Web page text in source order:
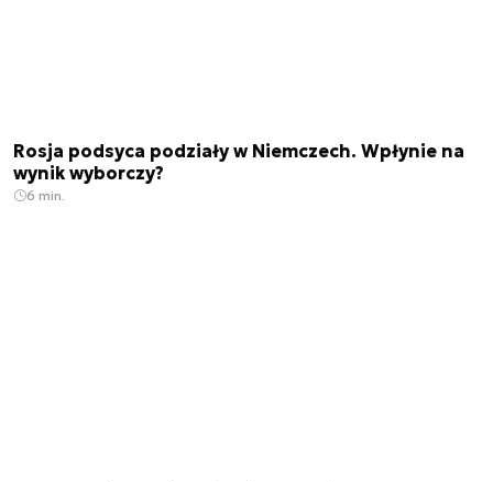
Rosja podsyca podziały w Niemczech. Wpłynie na
wynik wyborczy?
6 min.